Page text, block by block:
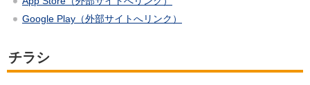
Google Play（外部サイトへリンク）
チラシ